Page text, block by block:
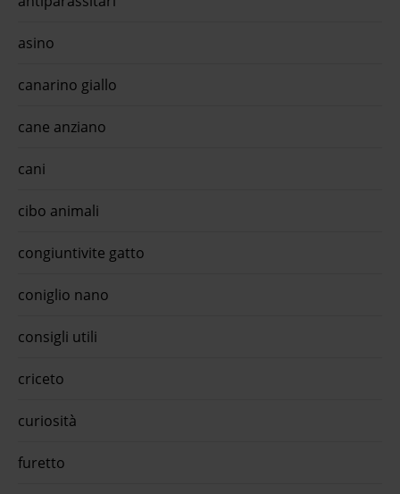
asino
canarino giallo
cane anziano
cani
cibo animali
congiuntivite gatto
coniglio nano
consigli utili
criceto
curiosità
furetto